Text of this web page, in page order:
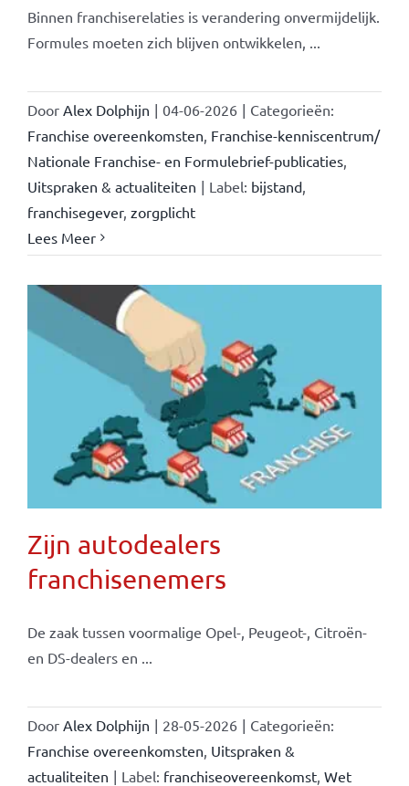
Binnen franchiserelaties is verandering onvermijdelijk.
Formules moeten zich blijven ontwikkelen, ...
Door Alex Dolphijn | 04-06-2026 | Categorieën:
Franchise overeenkomsten Franchise-kenniscentrum/
Nationale Franchise- en Formulebrief-publicaties,
Uitspraken & actualiteiten | Label: bijstand,
franchisegever, zorgplicht
Lees Meer
Zijn autodealers
franchisenemers
De zaak tussen voormalige Opel-, Peugeot-, Citroën-
en DS-dealers en ...
Door Alex Dolphijn | 28-05-2026 | Categorieën:
Franchise overeenkomsten Uitspraken &
actualiteiten | Label: franchiseovereenkomst, Wet